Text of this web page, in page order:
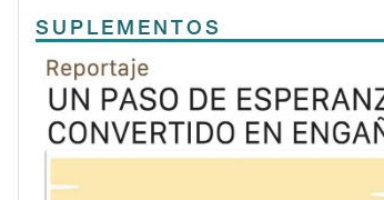
SUPLEMENTOS